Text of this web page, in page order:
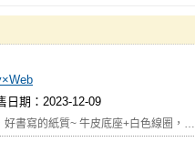
日期：2023-12-09
好書寫的紙質~ 牛皮底座+白色線圈，…